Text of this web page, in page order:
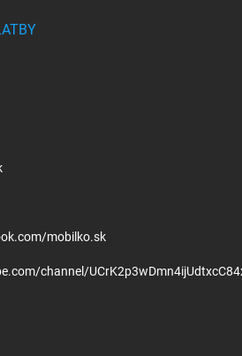
mobilko.sk
channel/